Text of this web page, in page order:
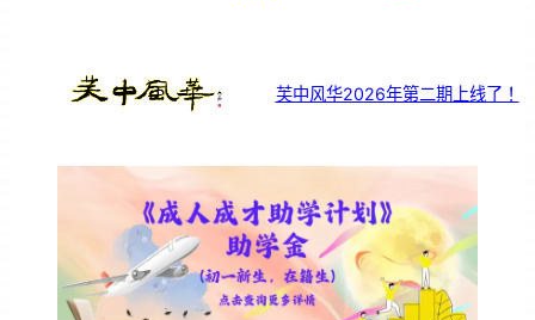
芙中风华2026年第二期上线了！